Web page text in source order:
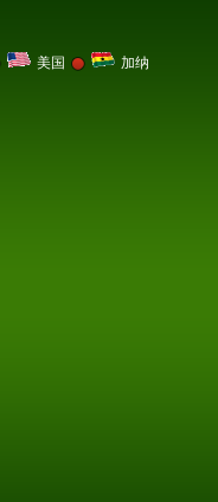
美国 加纳